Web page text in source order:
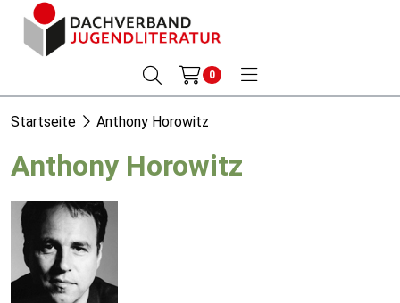
0
Startseite Anthony Horowitz
Anthony Horowitz